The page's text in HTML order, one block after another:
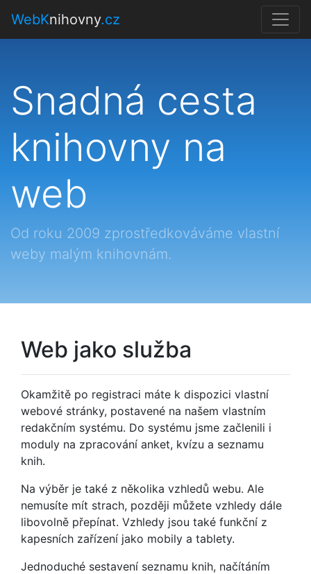
WebKnihovny.cz
Snadná cesta
knihovny na
web
Od roku 2009 zprostředkováváme vlastní
weby malým knihovnám.
Web jako služba
Okamžitě po registraci máte k dispozici vlastní
webové stránky, postavené na našem vlastním
redakčním systému. Do systému jsme začlenili i
moduly na zpracování anket, kvízu a seznamu
knih.
Na výběr je také z několika vzhledů webu. Ale
nemusíte mít strach, později můžete vzhledy dále
libovolně přepínat. Vzhledy jsou také funkční z
kapesních zařízení jako mobily a tablety.
Jednoduché sestavení seznamu knih, načítáním